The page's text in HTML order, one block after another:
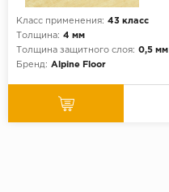
Класс применения: 43 класс
Толщина: 4 мм
Толщина защитного слоя: 0,5 мм
Бренд: Alpine Floor